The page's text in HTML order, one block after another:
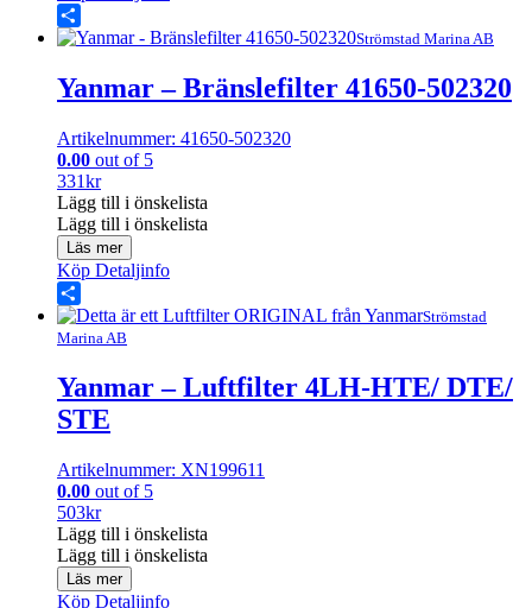
Share Strömstad Marina AB
Yanmar – Bränslefilter 41650-502320
Artikelnummer: 41650-502320
0.00 out of 5
331kr
Lägg till i önskelista
Lägg till i önskelista
Läs mer
Köp Detaljinfo
Share
Strömstad
Marina AB
Yanmar – Luftfilter 4LH-HTE/ DTE/
STE
Artikelnummer: XN199611
0.00 out of 5
503kr
Lägg till i önskelista
Lägg till i önskelista
Läs mer
Köp Detaljinfo